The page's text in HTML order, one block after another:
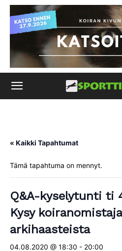
« Kaikki Tapahtumat
Tämä tapahtuma on mennyt.
Q&A-kyselytunti ti
Kysy
arkihaasteista
04.08.2020 @ 18:30 - 20:00